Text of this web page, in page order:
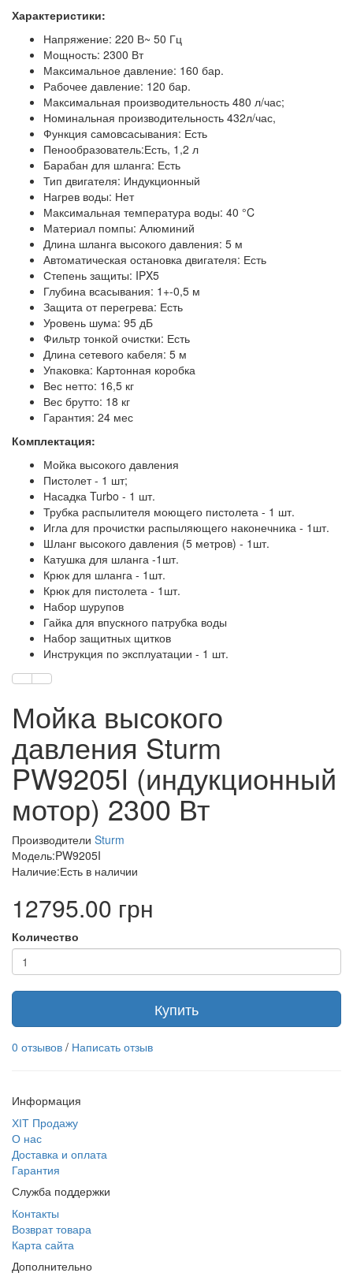
Характеристики:
Напряжение: 220 В~ 50 Гц
Мощность: 2300 Вт
Максимальное давление: 160 бар.
Рабочее давление: 120 бар.
Максимальная производительность 480 л/час;
Номинальная производительность 432л/час,
Функция самовсасывания: Есть
Пенообразователь:Есть, 1,2 л
Барабан для шланга: Есть
Тип двигателя: Индукционный
Нагрев воды: Нет
Максимальная температура воды: 40 °C
Материал помпы: Алюминий
Длина шланга высокого давления: 5 м
Автоматическая остановка двигателя: Есть
Степень защиты: IPX5
Глубина всасывания: 1+-0,5 м
Защита от перегрева: Есть
Уровень шума: 95 дБ
Фильтр тонкой очистки: Есть
Длина сетевого кабеля: 5 м
Упаковка: Картонная коробка
Вес нетто: 16,5 кг
Вес брутто: 18 кг
Гарантия: 24 мес
Комплектация:
Мойка высокого давления
Пистолет - 1 шт;
Насадка Turbo - 1 шт.
Трубка распылителя моющего пистолета - 1 шт.
Игла для прочистки распыляющего наконечника - 1шт.
Шланг высокого давления (5 метров) - 1шт.
Катушка для шланга -1шт.
Крюк для шланга - 1шт.
Крюк для пистолета - 1шт.
Набор шурупов
Гайка для впускного патрубка воды
Набор защитных щитков
Инструкция по эксплуатации - 1 шт.
Мойка высокого
давления Sturm
PW9205I (индукционный
мотор) 2300 Вт
Производители Sturm
Модель:PW9205I
Наличие:Есть в наличии
12795.00 грн
Количество
Купить
0 отзывов / Написать отзыв
Информация
ХІТ Продажу
О нас
Доставка и оплата
Гарантия
Служба поддержки
Контакты
Возврат товара
Карта сайта
Дополнительно